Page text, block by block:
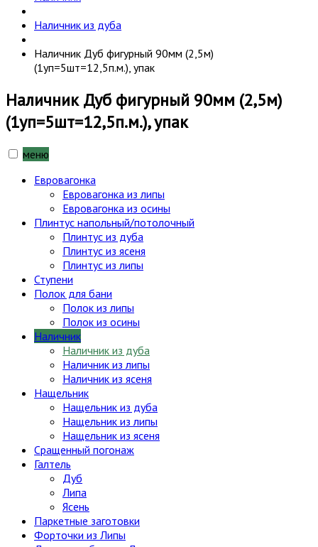
Наличник из дуба
Наличник Дуб фигурный 90мм (2,5м)
(1уп=5шт=12,5п.м.), упак
Наличник Дуб фигурный 90мм (2,5м)
(1уп=5шт=12,5п.м.), упак
меню
Евровагонка
Евровагонка из липы
Евровагонка из осины
Плинтус напольный/потолочный
Плинтус из дуба
Плинтус из ясеня
Плинтус из липы
Ступени
Полок для бани
Полок из липы
Полок из осины
Наличник
Наличник из дуба
Наличник из липы
Наличник из ясеня
Нащельник
Нащельник из дуба
Нащельник из липы
Нащельник из ясеня
Сращенный погонаж
Галтель
Дуб
Липа
Ясень
Паркетные заготовки
Форточки из Липы